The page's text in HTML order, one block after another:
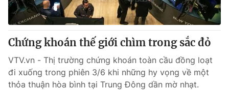
Chứng khoán thế giới chìm trong sắc đỏ
VTV.vn - Thị trường chứng khoán toàn cầu đồng loạt
đi xuống trong phiên 3/6 khi những hy vọng về một
thỏa thuận hòa bình tại Trung Đông dần mờ nhạt.